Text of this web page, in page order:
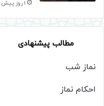
1 روز پیش
مطالب پیشنهادی
نماز شب
احکام نماز